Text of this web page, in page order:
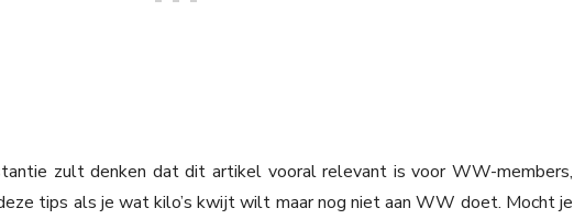
zult denken dat dit artikel vooral relevant is voor WW-members,
tips als je wat kilo’s kwijt wilt maar nog niet aan WW doet. Mocht je